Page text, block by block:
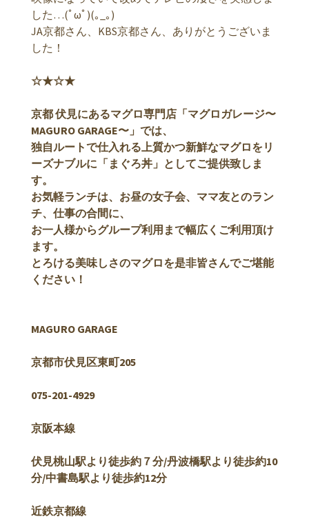
した…(ﾟωﾟ)(｡_｡)
JA京都さん、KBS京都さん、ありがとうございま
した！
☆★☆★
京都 伏見にあるマグロ専門店「マグロガレージ〜
MAGURO GARAGE〜」では、
独自ルートで仕入れる上質かつ新鮮なマグロをリ
ーズナブルに「まぐろ丼」としてご提供致しま
す。
お気軽ランチは、お昼の女子会、ママ友とのラン
チ、仕事の合間に、
お一人様からグループ利用まで幅広くご利用頂け
ます。
とろける美味しさのマグロを是非皆さんでご堪能
ください！
MAGURO GARAGE
京都市伏見区東町205
075-201-4929
京阪本線
伏見桃山駅より徒歩約７分/丹波橋駅より徒歩約10
分/中書島駅より徒歩約12分
近鉄京都線